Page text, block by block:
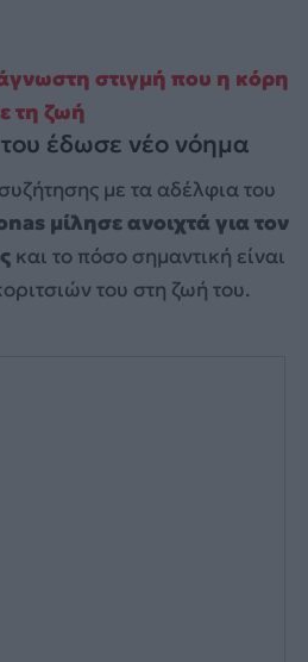
στιγμή που η κόρη
τη ζωή
έδωσε νέο νόημα
με τα αδέλφια του
μίλησε ανοιχτά για τον
και το πόσο σημαντική είναι
του στη ζωή του.